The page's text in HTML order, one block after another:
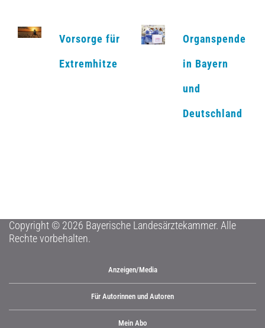
Vorsorge für
Extremhitze
Organspende
in Bayern
und
Deutschland
Copyright © 2026 Bayerische Landesärztekammer. Alle
Rechte vorbehalten.
Anzeigen/Media
Für Autorinnen und Autoren
Mein Abo